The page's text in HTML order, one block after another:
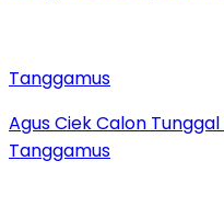
Tanggamus
Agus Ciek Calon
Tanggamus